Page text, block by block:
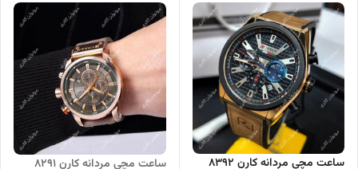
ساعت مچی مردانه کارن 8392
ساعت مچی مردانه کارن 8291